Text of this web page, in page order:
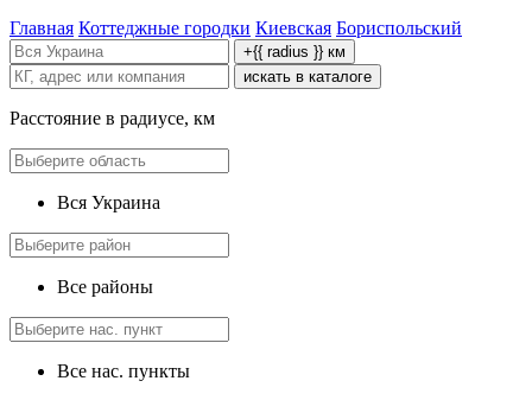
Главная Коттеджные городки Киевская Бориспольский
+{{ radius }} км
искать в каталоге
Расстояние в радиусе, км
Вся Украина
Все районы
Все нас. пункты